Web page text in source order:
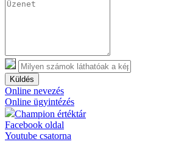
Küldés
Online nevezés
Online ügyintézés
Champion értéktár
Facebook oldal
Youtube csatorna